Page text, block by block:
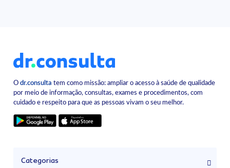
Odr.consulta tem como missão: ampliar o acesso à saúde de qualidade
por meio de informação, consultas, exames e procedimentos, com
cuidado e respeito para que as pessoas vivam o seu melhor.
Categorias